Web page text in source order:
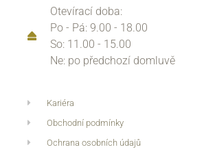
Otevírací doba:
Po - Pá: 9.00 - 18.00
So: 11.00 - 15.00
Ne: po předchozí domluvě
Kariéra
Obchodní podmínky
Ochrana osobních údajů